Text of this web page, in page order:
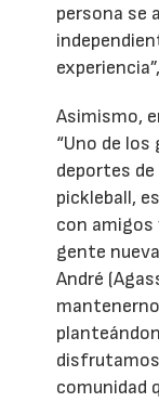
persona se
Asimismo,
“Uno de
deportes
pickleball,
con amigos
gente
André
comunidad